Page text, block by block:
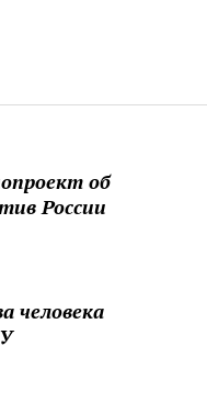
об
России
человека